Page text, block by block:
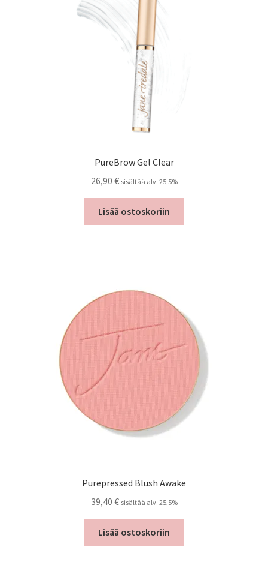
PureBrow Gel Clear
26,90 € sisältää alv. 25,5%
Lisää ostoskoriin
Purepressed Blush Awake
39,40 € sisältää alv. 25,5%
Lisää ostoskoriin